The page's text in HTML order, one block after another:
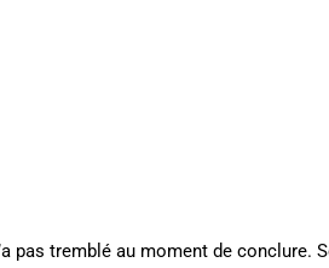
pas tremblé au moment de